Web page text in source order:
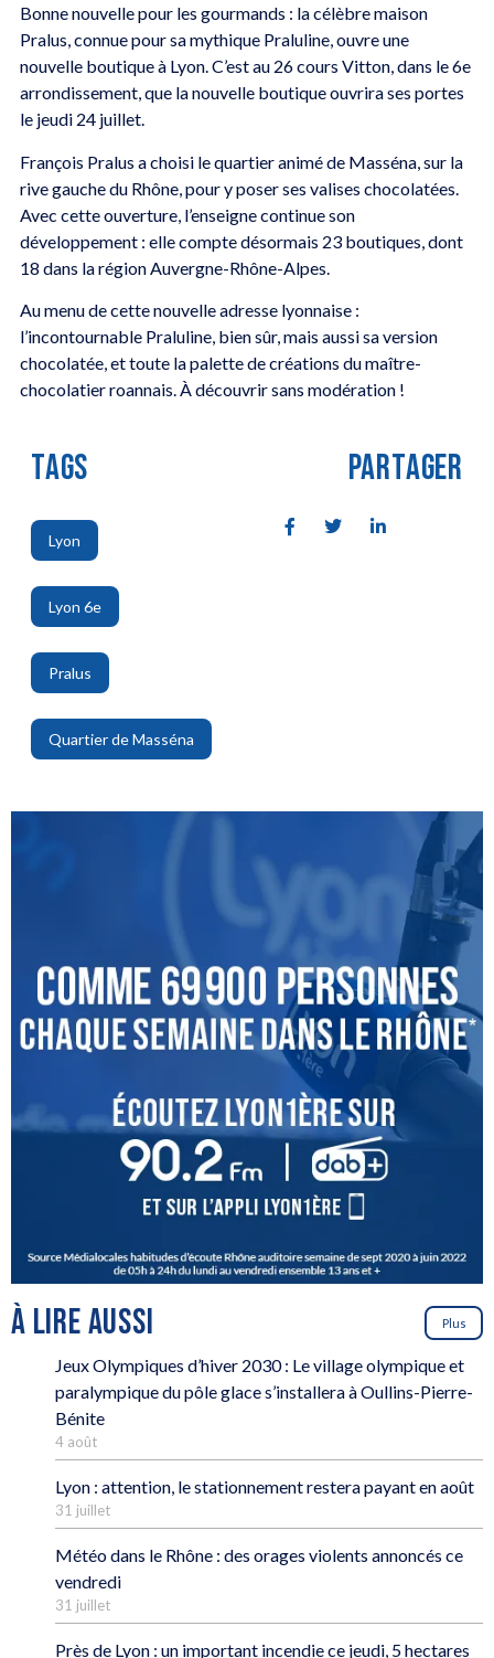
Bonne nouvelle pour les gourmands : la célèbre maison
Pralus, connue pour sa mythique Praluline, ouvre une
nouvelle boutique à Lyon. C’est au 26 cours Vitton, dans le 6e
arrondissement, que la nouvelle boutique ouvrira ses portes
le jeudi 24 juillet.
François Pralus a choisi le quartier animé de Masséna, sur la
rive gauche du Rhône, pour y poser ses valises chocolatées.
Avec cette ouverture, l’enseigne continue son
développement : elle compte désormais 23 boutiques, dont
18 dans la région Auvergne-Rhône-Alpes.
Au menu de cette nouvelle adresse lyonnaise :
l’incontournable Praluline, bien sûr, mais aussi sa version
chocolatée, et toute la palette de créations du maître-
chocolatier roannais. À découvrir sans modération !
TAGS
Lyon
,
Lyon 6e
,
Pralus
,
Quartier de Masséna
PARTAGER
À LIRE AUSSI Plus
Jeux Olympiques d’hiver 2030 : Le village olympique et
paralympique du pôle glace s’installera à Oullins-Pierre-
Bénite
4 août
Lyon : attention, le stationnement restera payant en août
31 juillet
Météo dans le Rhône : des orages violents annoncés ce
vendredi
31 juillet
Près de Lyon : un important incendie ce jeudi, 5 hectares